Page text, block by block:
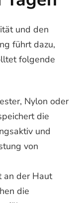
und den
führt dazu,
folgende
Nylon oder
die
und
von
an der Haut
die